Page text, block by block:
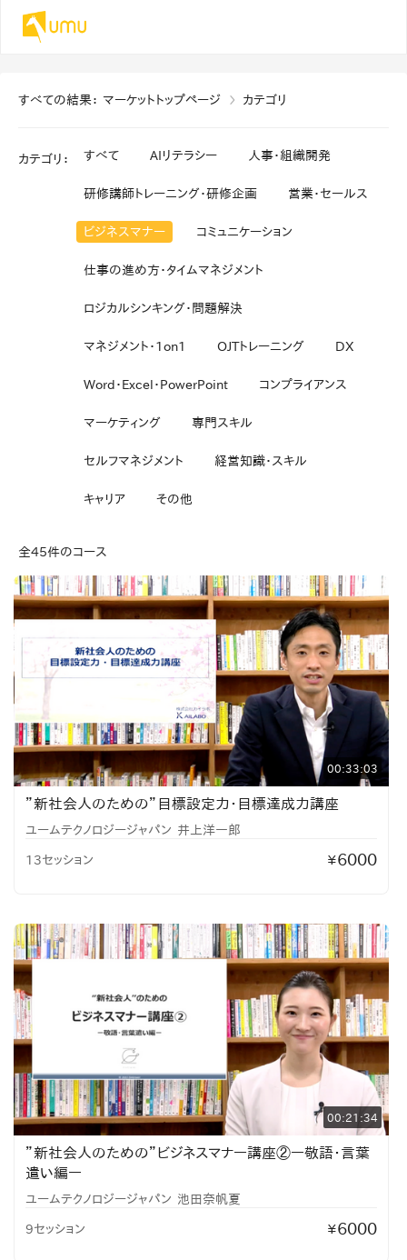
すべての結果： マーケットトップページ カテゴリ
カテゴリ ： すべて AIリテラシー 人事・組織開発
研修講師トレーニング・研修企画 営業・セールス
ビジネスマナー コミュニケーション
仕事の進め方・タイムマネジメント
ロジカルシンキング・問題解決
マネジメント・1on1 OJTトレーニング DX
Word・Excel・PowerPoint コンプライアンス
マーケティング 専門スキル
セルフマネジメント 経営知識・スキル
キャリア その他
全45件のコース
00:33:03
”新社会人のための”目標設定力・目標達成力講座
ユームテクノロジージャパン 井上洋一郎
13セッション ¥6000
00:21:34
”新社会人のための”ビジネスマナー講座②ー敬語・言葉
遣い編ー
ユームテクノロジージャパン 池田奈帆夏
9セッション ¥6000